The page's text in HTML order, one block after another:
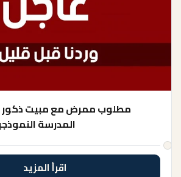
مطلوب ممرض مع مبيت
المدرسة
اقرأ المزيد